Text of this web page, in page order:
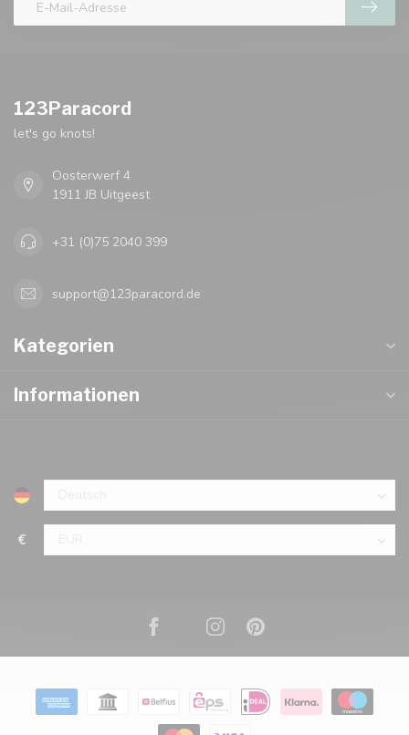
123Paracord
let's go knots!
Oosterwerf 4
1911 JB Uitgeest
+31 (0)75 2040 399
support@123paracord.de
Kategorien
Informationen
€